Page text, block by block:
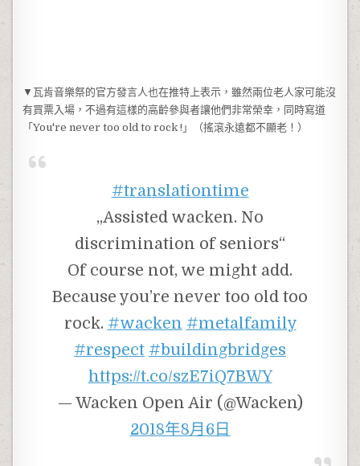
▼瓦肯音樂祭的官方發言人也在推特上表示，雖然兩位老人家可能沒
有買票入場，不過有這樣的高齡參與者讓他們非常榮幸，同時寫道
「You're never too old to rock !」（搖滾永遠都不顯老！）
#translationtime
„Assisted wacken. No
discrimination of seniors“
Of course not, we might add.
Because you’re never too old too
rock. #wacken #metalfamily
#respect #buildingbridges
https://t.co/szE7iQ7BWY
— Wacken Open Air (@Wacken)
2018年8月6日